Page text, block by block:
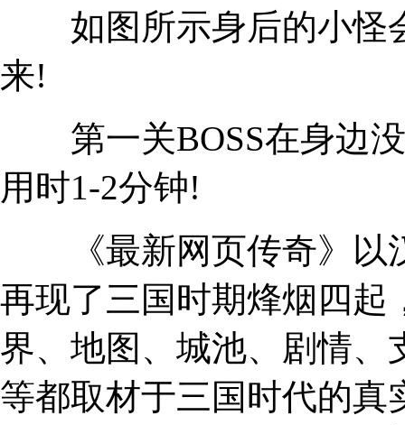
如图所示身后的小怪
来!
第一关BOSS在身边没
用时1-2分钟!
《最新网页传奇》以
再现了三国时期烽烟四起
界、地图、城池、剧情、
等都取材于三国时代的真